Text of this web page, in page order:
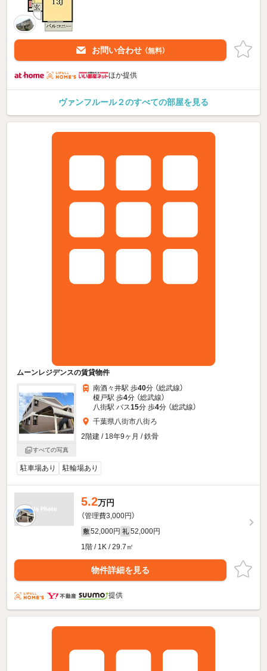
お問い合わせ （無料）
ほか提供
ヴァンフルール２のすべての部屋を見る
ムーンレジデンスの賃貸物件
すべての写真
南酒々井駅 歩40分 （総武線）
榎戸駅 歩4分 （総武線）
八街駅 バス15分 歩4分 （総武線）
千葉県八街市八街ろ
2階建 / 18年9ヶ月 / 鉄骨
駐車場あり 駐輪場あり
5.2万円
（管理費3,000円）
敷 52,000円 礼 52,000円
1階 / 1K / 29.7㎡
物件詳細を見る
提供